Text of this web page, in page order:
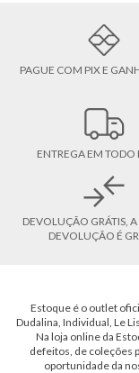
PAGUE COM PIX E
ENTREGA EM TODO
DEVOLUÇÃO GRÁTIS,
DEVOLUÇÃO É
Estoque é o outlet
Dudalina, Individual, Le
Na loja online da
defeitos, de coleções
oportunidade da